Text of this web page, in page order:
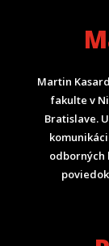
Martin
fakulte v
Bratislave.
odborných